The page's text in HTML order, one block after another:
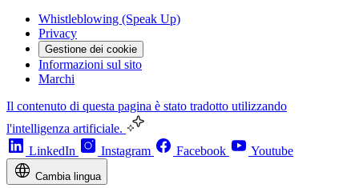
Whistleblowing (Speak Up)
Privacy
Gestione dei cookie
Informazioni sul sito
Marchi
Il contenuto di questa pagina è stato tradotto utilizzando
l'intelligenza artificiale.
LinkedIn
Instagram Facebook Youtube
Cambia lingua